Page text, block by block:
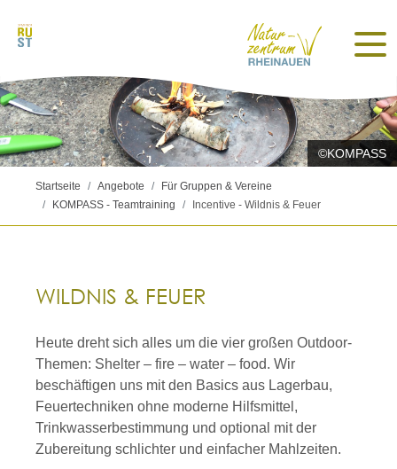
©KOMPASS
Startseite Angebote
Für Gruppen & Vereine
KOMPASS - Teamtraining
Incentive - Wildnis & Feuer
WILDNIS & FEUER
Heute dreht sich alles um die vier großen Outdoor-
Themen: Shelter – fire – water – food. Wir
beschäftigen uns mit den Basics aus Lagerbau,
Feuertechniken ohne moderne Hilfsmittel,
Trinkwasserbestimmung und optional mit der
Zubereitung schlichter und einfacher Mahlzeiten.